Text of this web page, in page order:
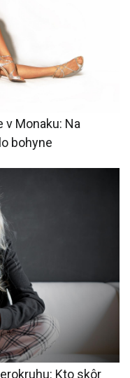
v Monaku: Na
bohyne
Kto skôr